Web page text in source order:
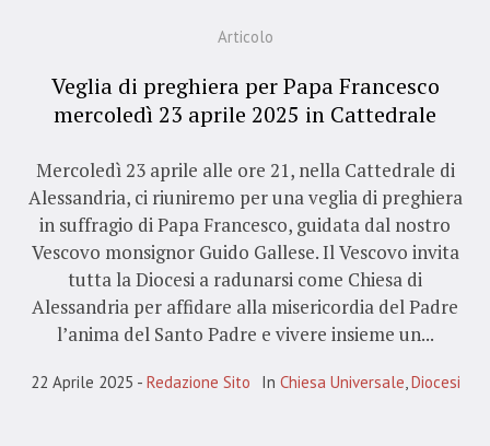
Articolo
Veglia di preghiera per Papa Francesco
mercoledì 23 aprile 2025 in Cattedrale
Mercoledì 23 aprile alle ore 21, nella Cattedrale di
Alessandria, ci riuniremo per una veglia di preghiera
in suffragio di Papa Francesco, guidata dal nostro
Vescovo monsignor Guido Gallese. Il Vescovo invita
tutta la Diocesi a radunarsi come Chiesa di
Alessandria per affidare alla misericordia del Padre
l’anima del Santo Padre e vivere insieme un...
22 Aprile 2025 Redazione Sito In Chiesa Universale Diocesi